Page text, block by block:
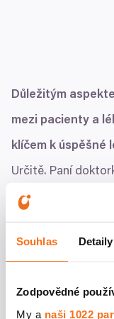
Souhlas Detaily
Zodpovědné
My a naši 1022
Důležitým
mezi pacienty a
klíčem k úspěšné
Určitě. Paní
a na svém místě
popsat, jak moc si
často vzpomenu,
měla to štěstí mě